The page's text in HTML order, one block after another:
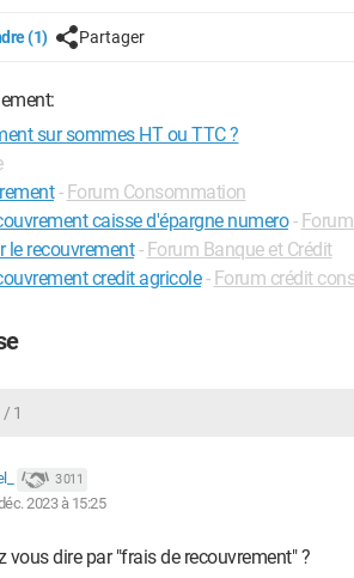
(1) Partager
sur sommes HT ou TTC ?
- Forum Consommation
caisse d'épargne numero -
le recouvrement - Forum Banque et Crédit
credit agricole - Forum crédit
/ 1
3 011
2023 à 15:25
vous dire par "frais de recouvrement" ?